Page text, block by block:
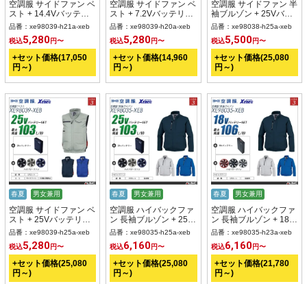
空調服 サイドファン ベ
スト + 14.4Vバッテリ
ー + ファン set 【
XE98039-H21A-XEB
】
品番：xe98039-h21a-xeb
税込5,280円〜
+セット価格(17,050
円～)
空調服 サイドファン ベ
スト + 7.2Vバッテリー
+ ファン set 【
XE98039-H20A-XEB
】
品番：xe98039-h20a-xeb
税込5,280円〜
+セット価格(14,960
円～)
空調服 サイドファン 半
袖ブルゾン + 25Vバッ
テリー + ファン set 【
XE98038-H25A-XEB
】
品番：xe98038-h25a-xeb
税込5,500円〜
+セット価格(25,080
円～)
春夏 男女兼用
空調服 サイドファン ベ
スト + 25Vバッテリー
+ ファン set 【
XE98039-H25A-XEB
】
品番：xe98039-h25a-xeb
税込5,280円〜
+セット価格(25,080
円～)
春夏 男女兼用
空調服 ハイバックファ
ン 長袖ブルゾン + 25V
バッテリー + ファン
set 【 XE98035-H25A-
XEB 】
品番：xe98035-h25a-xeb
税込6,160円〜
+セット価格(25,080
円～)
春夏 男女兼用
空調服 ハイバックファ
ン 長袖ブルゾン + 18V
バッテリー + ファン
set 【 XE98035-H23A-
XEB 】
品番：xe98035-h23a-xeb
税込6,160円〜
+セット価格(21,780
円～)